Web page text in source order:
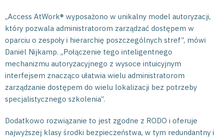
„Access AtWork® wyposażono w unikalny model autoryzacji,
który pozwala administratorom zarządzać dostępem w
oparciu o zespoły i hierarchię poszczególnych stref”, mówi
Daniël Nijkamp. „Połączenie tego inteligentnego
mechanizmu autoryzacyjnego z wysoce intuicyjnym
interfejsem znacząco ułatwia wielu administratorom
zarządzanie dostępem do wielu lokalizacji bez potrzeby
specjalistycznego szkolenia”.
Dodatkowo rozwiązanie to jest zgodne z RODO i oferuje
najwyższej klasy środki bezpieczeństwa, w tym redundantny i